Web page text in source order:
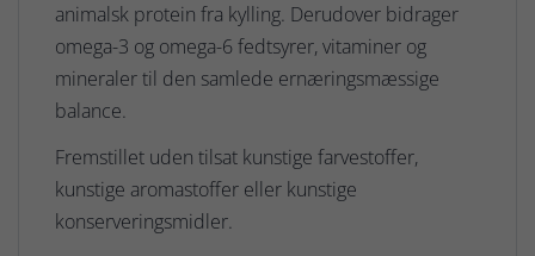
animalsk protein fra kylling. Derudover bidrager
omega-3 og omega-6 fedtsyrer, vitaminer og
mineraler til den samlede ernæringsmæssige
balance.
Fremstillet uden tilsat kunstige farvestoffer,
kunstige aromastoffer eller kunstige
konserveringsmidler.